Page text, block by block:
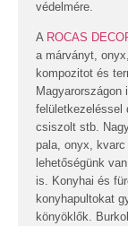
védelmére.
A ROCAS
a márványt,
kompozitot és
felületkezeléssel
csiszolt stb.
pala, onyx,
lehetőségünk
is. Konyhai és
konyhapultokat
könyöklők.